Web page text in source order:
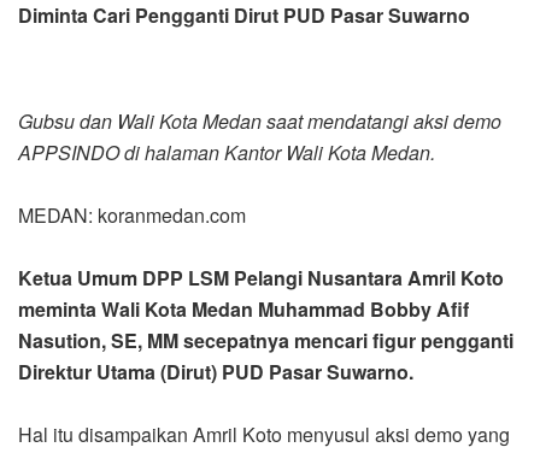
Diminta Cari Pengganti Dirut PUD Pasar Suwarno
Gubsu dan Wali Kota Medan saat mendatangi aksi demo
APPSINDO di halaman Kantor Wali Kota Medan.
MEDAN: koranmedan.com
Ketua Umum DPP LSM Pelangi Nusantara Amril Koto
meminta Wali Kota Medan Muhammad Bobby Afif
Nasution, SE, MM secepatnya mencari figur pengganti
Direktur Utama (Dirut) PUD Pasar Suwarno.
Hal itu disampaikan Amril Koto menyusul aksi demo yang